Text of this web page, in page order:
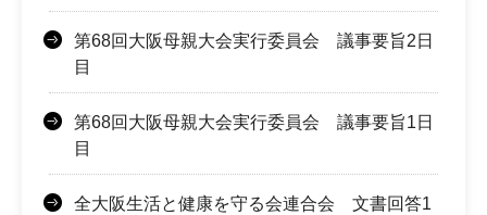
第68回大阪母親大会実行委員会 議事要旨2日
目
第68回大阪母親大会実行委員会 議事要旨1日
目
全大阪生活と健康を守る会連合会 文書回答1